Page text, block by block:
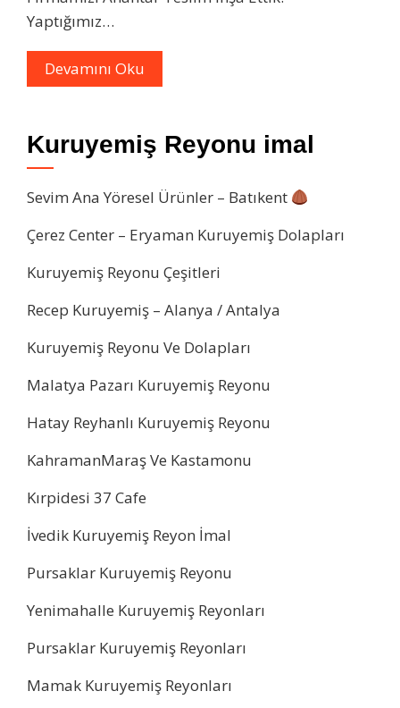
Yaptığımız…
Devamını Oku
Kuruyemiş Reyonu imal
Sevim Ana Yöresel Ürünler – Batıkent
Çerez Center – Eryaman Kuruyemiş Dolapları
Kuruyemiş Reyonu Çeşitleri
Recep Kuruyemiş – Alanya / Antalya
Kuruyemiş Reyonu Ve Dolapları
Malatya Pazarı Kuruyemiş Reyonu
Hatay Reyhanlı Kuruyemiş Reyonu
KahramanMaraş Ve Kastamonu
Kırpidesi 37 Cafe
İvedik Kuruyemiş Reyon İmal
Pursaklar Kuruyemiş Reyonu
Yenimahalle Kuruyemiş Reyonları
Pursaklar Kuruyemiş Reyonları
Mamak Kuruyemiş Reyonları